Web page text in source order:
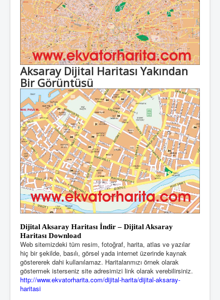
Aksaray Dijital Haritası Yakından
Bir Görüntüsü
Dijital Aksaray Haritası İndir – Dijital Aksaray
Haritası Download
Web sitemizdeki tüm resim, fotoğraf, harita, atlas ve yazılar
hiç bir şekilde, basılı, görsel yada internet üzerinde kaynak
göstererek dahi kullanılamaz. Haritalarımızı örnek olarak
göstermek isterseniz site adresimizi link olarak verebilirsiniz.
http://www.ekvatorharita.com/dijital-harita/dijital-aksaray-
haritasi